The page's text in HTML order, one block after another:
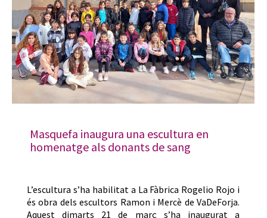
Masquefa inaugura una escultura en
homenatge als donants de sang
L’escultura s’ha habilitat a La Fàbrica Rogelio Rojo i
és obra dels escultors Ramon i Mercè de VaDeForja.
Aquest dimarts 21 de març s’ha inaugurat a